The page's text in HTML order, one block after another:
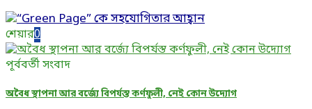
শেয়ার0
পূর্ববর্তী সংবাদ
অবৈধ স্থাপনা আর বর্জ্যে বিপর্যস্ত কর্ণফুলী, নেই কোন উদ্যোগ